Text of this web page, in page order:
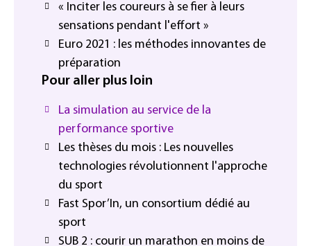
« Inciter les coureurs à se fier à leurs
sensations pendant l'effort »
Euro 2021 : les méthodes innovantes de
préparation
Pour aller plus loin
La simulation au service de la
performance sportive
Les thèses du mois : Les nouvelles
technologies révolutionnent l'approche
du sport
Fast Spor’In, un consortium dédié au
sport
SUB 2 : courir un marathon en moins de